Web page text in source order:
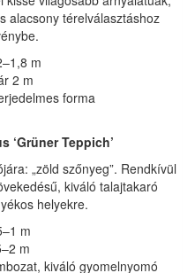
alacsony térelválasztáshoz
m
2 m
forma
‘Grüner Teppich’
„zöld szőnyeg”. Rendkívül
kiváló talajtakaró
helyekre.
m
m
kiváló gyomelnyomó